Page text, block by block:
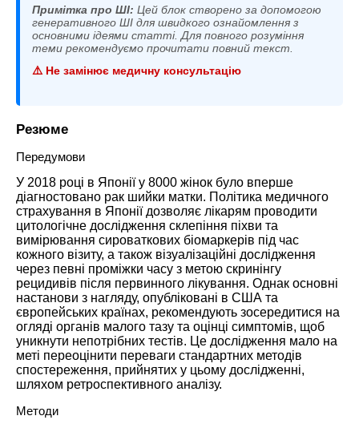
Примітка про ШІ: Цей блок створено за допомогою
генеративного ШІ для швидкого ознайомлення з
основними ідеями статті. Для повного розуміння
теми рекомендуємо прочитати повний текст.
⚠️ Не замінює медичну консультацію
Резюме
Передумови
У 2018 році в Японії у 8000 жінок було вперше
діагностовано рак шийки матки. Політика медичного
страхування в Японії дозволяє лікарям проводити
цитологічне дослідження склепіння піхви та
вимірювання сироваткових біомаркерів під час
кожного візиту, а також візуалізаційні дослідження
через певні проміжки часу з метою скринінгу
рецидивів після первинного лікування. Однак основні
настанови з нагляду, опубліковані в США та
європейських країнах, рекомендують зосередитися на
огляді органів малого тазу та оцінці симптомів, щоб
уникнути непотрібних тестів. Це дослідження мало на
меті переоцінити переваги стандартних методів
спостереження, прийнятих у цьому дослідженні,
шляхом ретроспективного аналізу.
Методи